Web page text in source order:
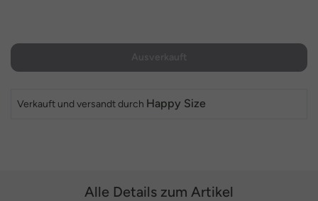
Verkauft und versandt durch Happy Size
Alle Details zum Artikel